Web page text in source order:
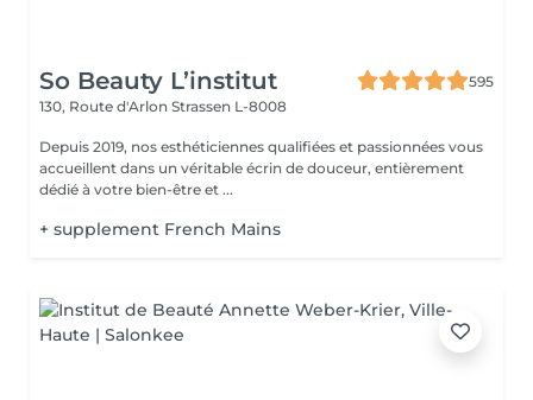
So Beauty L’institut
595
130, Route d'Arlon Strassen L-8008
Depuis 2019, nos esthéticiennes qualifiées et passionnées vous
accueillent dans un véritable écrin de douceur, entièrement
dédié à votre bien-être et ...
+ supplement French Mains